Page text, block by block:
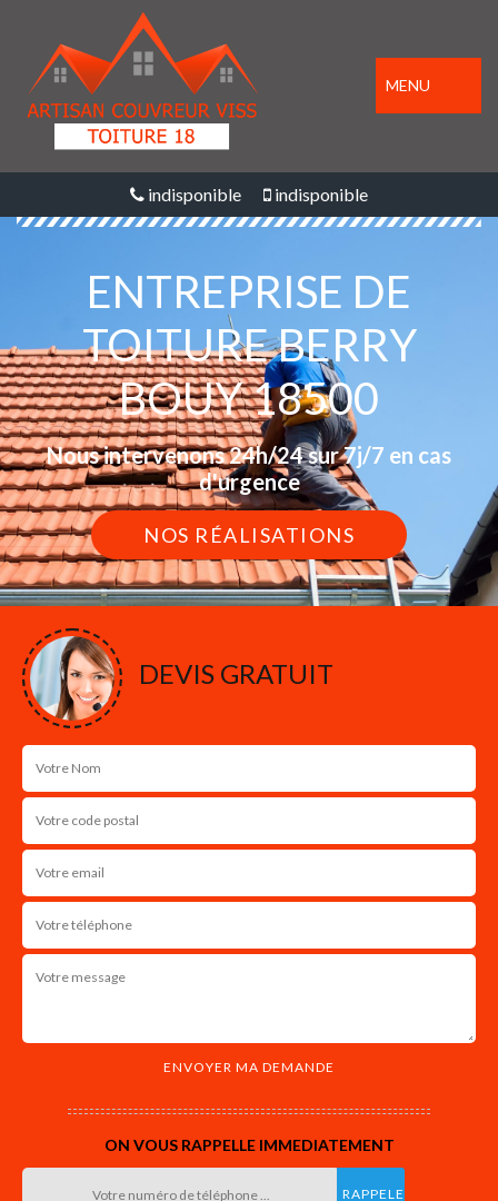
MENU
indisponible indisponible
ENTREPRISE DE
TOITURE BERRY
BOUY 18500
Nous intervenons 24h/24 sur 7j/7 en cas
d'urgence
NOS RÉALISATIONS
DEVIS GRATUIT
ON VOUS RAPPELLE IMMEDIATEMENT